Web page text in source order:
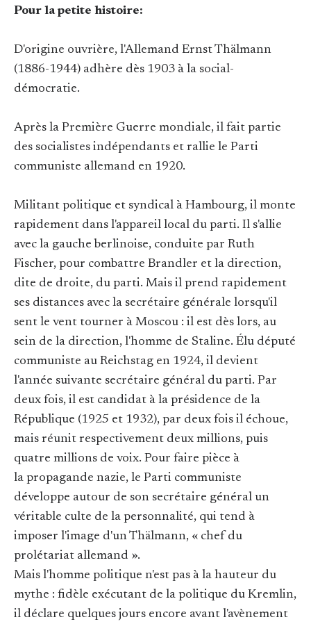
Pour la petite histoire:
D'origine ouvrière, l'Allemand Ernst Thälmann
(1886-1944) adhère dès 1903 à la social-
démocratie.
Après la Première Guerre mondiale, il fait partie
des socialistes indépendants et rallie le Parti
communiste allemand en 1920.
Militant politique et syndical à Hambourg, il monte
rapidement dans l'appareil local du parti. Il s'allie
avec la gauche berlinoise, conduite par Ruth
Fischer, pour combattre Brandler et la direction,
dite de droite, du parti. Mais il prend rapidement
ses distances avec la secrétaire générale lorsqu'il
sent le vent tourner à Moscou : il est dès lors, au
sein de la direction, l'homme de Staline. Élu député
communiste au Reichstag en 1924, il devient
l'année suivante secrétaire général du parti. Par
deux fois, il est candidat à la présidence de la
République (1925 et 1932), par deux fois il échoue,
mais réunit respectivement deux millions, puis
quatre millions de voix. Pour faire pièce à
la propagande nazie, le Parti communiste
développe autour de son secrétaire général un
véritable culte de la personnalité, qui tend à
imposer l'image d'un Thälmann, « chef du
prolétariat allemand ».
Mais l'homme politique n'est pas à la hauteur du
mythe : fidèle exécutant de la politique du Kremlin,
il déclare quelques jours encore avant l'avènement